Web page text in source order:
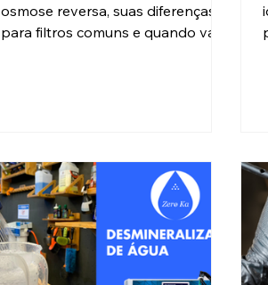
osmose reversa, suas diferenças
para filtros comuns e quando vale